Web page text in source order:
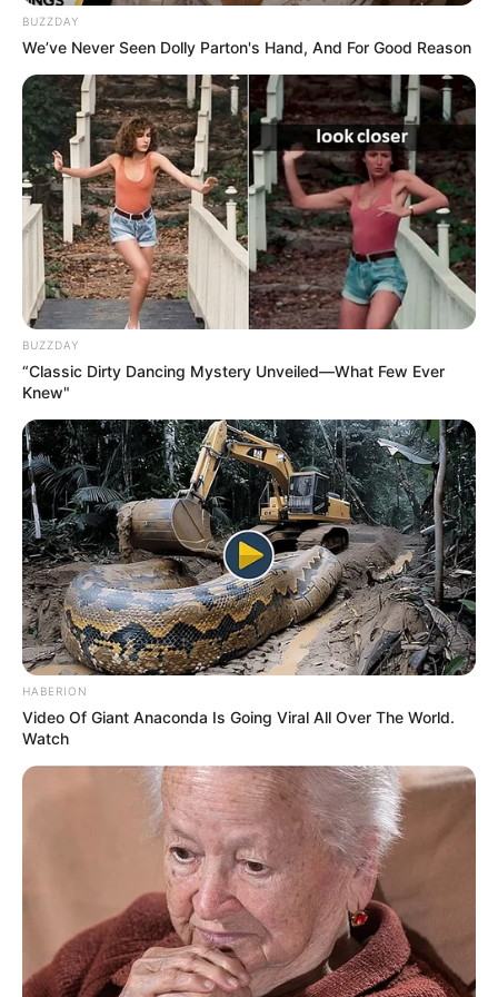
ΔΕΝ ΕΧΕΙ ΚΑΝΕΙ ΜΕΧΡΙ ΣΤΙΓΜΗΣ ΚΑΜΙΑ
ΔΗΛΩΣΗ ΟΣΟΝ ΑΦΟΡΑ ΑΥΤΟ ΤΟ ΕΓΓΡΑΦΟ ΚΑΙ ΔΕΝ ΕΧΕΙ
ΑΚΟΜΑ ΑΜΦΙΣΒΗΤΗΣΕΙ ΤΗΝ ΕΓΓΥΡΟΤΗΤΑ ΤΟΥ,
ΓΕΓΟΝΟΣ ΠΟΥ ΣΗΜΑΙΝΕΙ, ΣΙΩΠΗΡΗ ΑΠΟΔΟΧΗ. ΕΤΣΙ
BUZZDAY
We’ve Never Seen Dolly Parton's Hand, And For Good Reason
BUZZDAY
“Classic Dirty Dancing Mystery Unveiled—What Few Ever
Knew"
HABERION
Video Of Giant Anaconda Is Going Viral All Over The World.
Watch